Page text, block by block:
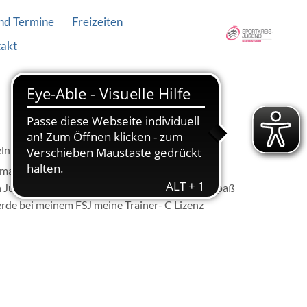
Termine
Freizeiten
zu dürfen.
in Dittwar/ Tauberbischofsheim.
Couch im Fußball gemacht. Da es mir Spaß
bei meinem FSJ meine Trainer- C Lizenz